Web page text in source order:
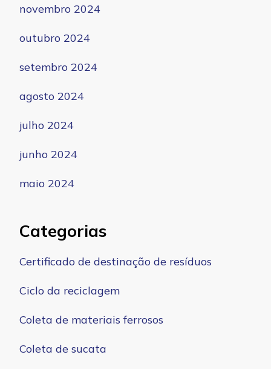
novembro 2024
outubro 2024
setembro 2024
agosto 2024
julho 2024
junho 2024
maio 2024
Categorias
Certificado de destinação de resíduos
Ciclo da reciclagem
Coleta de materiais ferrosos
Coleta de sucata